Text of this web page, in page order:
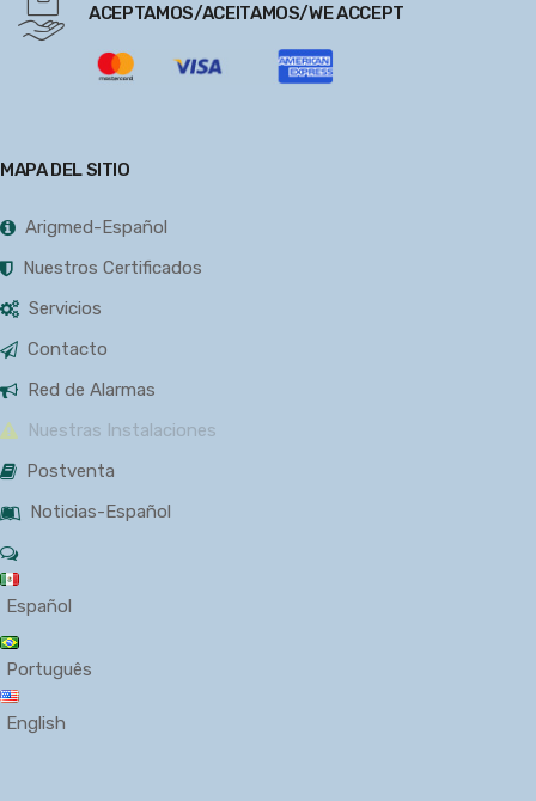
ACEPTAMOS/ACEITAMOS/WE ACCEPT
MAPA DEL SITIO
Arigmed-Español
Nuestros Certificados
Servicios
Contacto
Red de Alarmas
Nuestras Instalaciones
Postventa
Noticias-Español
Español
Português
English